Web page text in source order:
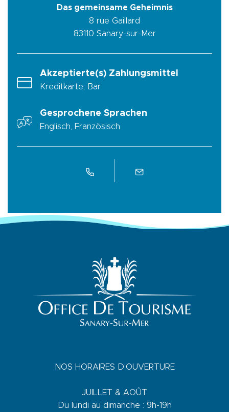
Das gemeinsame Geheimnis
8 rue Gaillard
83110 Sanary-sur-Mer
Akzeptierte(s) Zahlungsmittel
Kreditkarte, Bar
Gesprochene Sprachen
Englisch, Französisch
NOS HORAIRES D’OUVERTURE
JUILLET & AOÛT
Du lundi au dimanche : 9h-19h